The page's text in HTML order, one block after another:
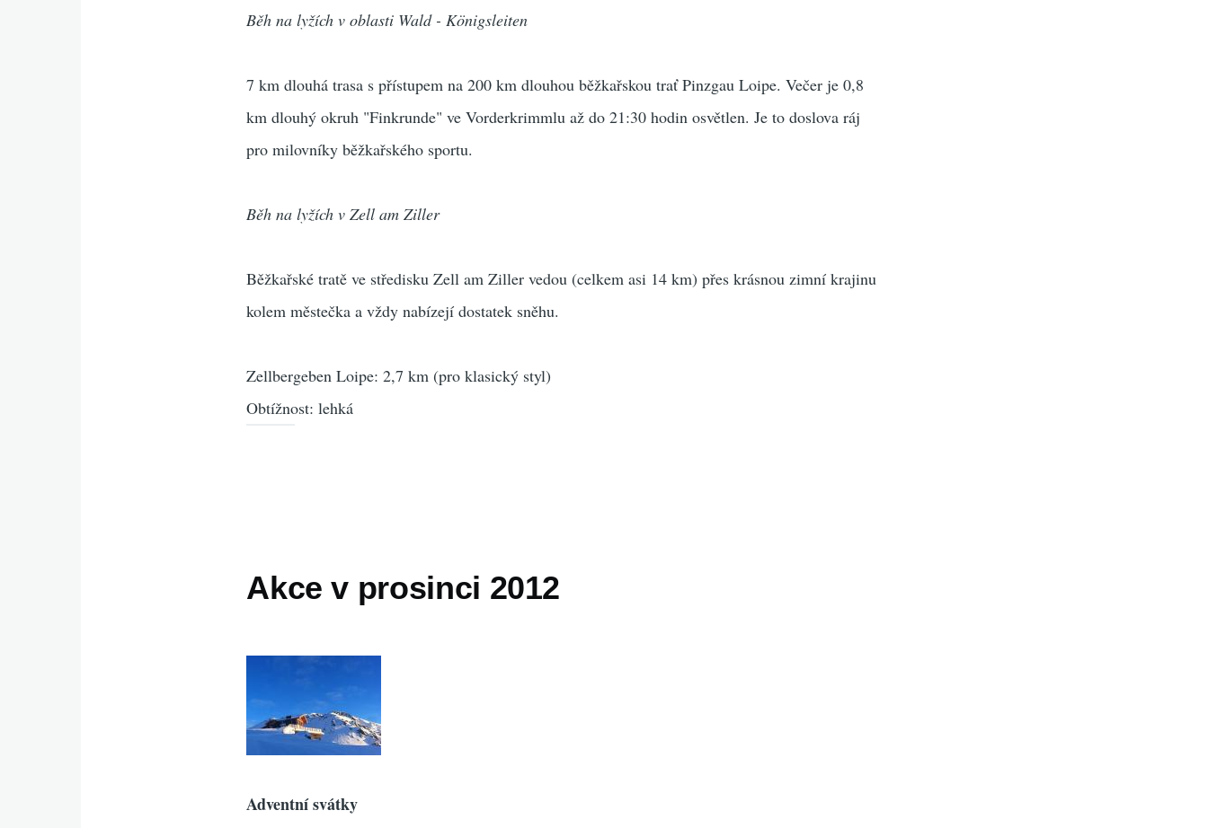
Běh na lyžích v oblasti Wald - Königsleiten
7 km dlouhá trasa s přístupem na 200 km dlouhou běžkařskou trať Pinzgau Loipe. Večer je 0,8
km dlouhý okruh "Finkrunde" ve Vorderkrimmlu až do 21:30 hodin osvětlen. Je to doslova ráj
pro milovníky běžkařského sportu.
Běh na lyžích v Zell am Ziller
Běžkařské tratě ve středisku Zell am Ziller vedou (celkem asi 14 km) přes krásnou zimní krajinu
kolem městečka a vždy nabízejí dostatek sněhu.
Zellbergeben Loipe: 2,7 km (pro klasický styl)
Obtížnost: lehká
Akce v prosinci 2012
Adventní svátky